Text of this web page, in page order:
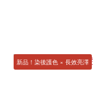
新品！染後護色 × 長效亮澤